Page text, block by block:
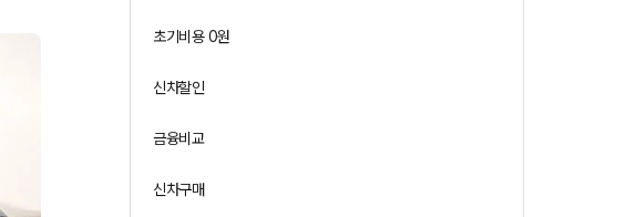
초기비용 0원
신차할인
금융비교
신차구매